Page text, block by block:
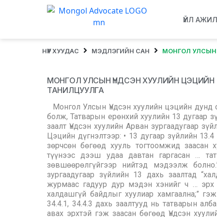
ҮЙЛ
НҮҮР ХУУДАС МЭДЛЭГИЙН САН МОНГОЛ УЛСЫН
МОНГОЛ УЛСЫН ҮНДСЭН ХУУЛИЙН ЦЭЦИЙН
ТАНИЛЦУУЛГА
Монгол Улсын Үндсэн хуулийн цэцийн
болж, Татварын ерөнхий хуулийн 13 дугаар
заалт Үндсэн хуулийн Арван зургаадугаар
Цэцийн дүгнэлтээр: • 13 дугаар зүйлийн
зөрчсөн бөгөөд хууль тогтоомжид заасан
түүнээс дээш удаа давтан гаргасан …
зөвшөөрөлгүйгээр нийтэд мэдээлж
зургаадугаар зүйлийн 13 дахь заалтад
журмаас гадуур дур мэдэн хэнийг ч … эрх
халдашгүй байдлыг хуулиар хамгаална;”
34.4.1, 34.4.3 дахь заалтууд нь татварын
авах эрхтэй гэж заасан бөгөөд Үндсэн